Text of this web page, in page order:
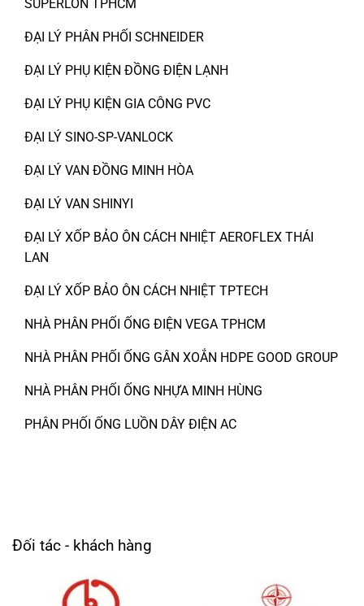
SUPERLON TPHCM
ĐẠI LÝ PHÂN PHỐI SCHNEIDER
ĐẠI LÝ PHỤ KIỆN ĐỒNG ĐIỆN LẠNH
ĐẠI LÝ PHỤ KIỆN GIA CÔNG PVC
ĐẠI LÝ SINO-SP-VANLOCK
ĐẠI LÝ VAN ĐỒNG MINH HÒA
ĐẠI LÝ VAN SHINYI
ĐẠI LÝ XỐP BẢO ÔN CÁCH NHIỆT AEROFLEX THÁI
LAN
ĐẠI LÝ XỐP BẢO ÔN CÁCH NHIỆT TPTECH
NHÀ PHÂN PHỐI ỐNG ĐIỆN VEGA TPHCM
NHÀ PHÂN PHỐI ỐNG GÂN XOẮN HDPE GOOD GROUP
NHÀ PHÂN PHỐI ỐNG NHỰA MINH HÙNG
PHÂN PHỐI ỐNG LUỒN DÂY ĐIỆN AC
Đối tác - khách hàng